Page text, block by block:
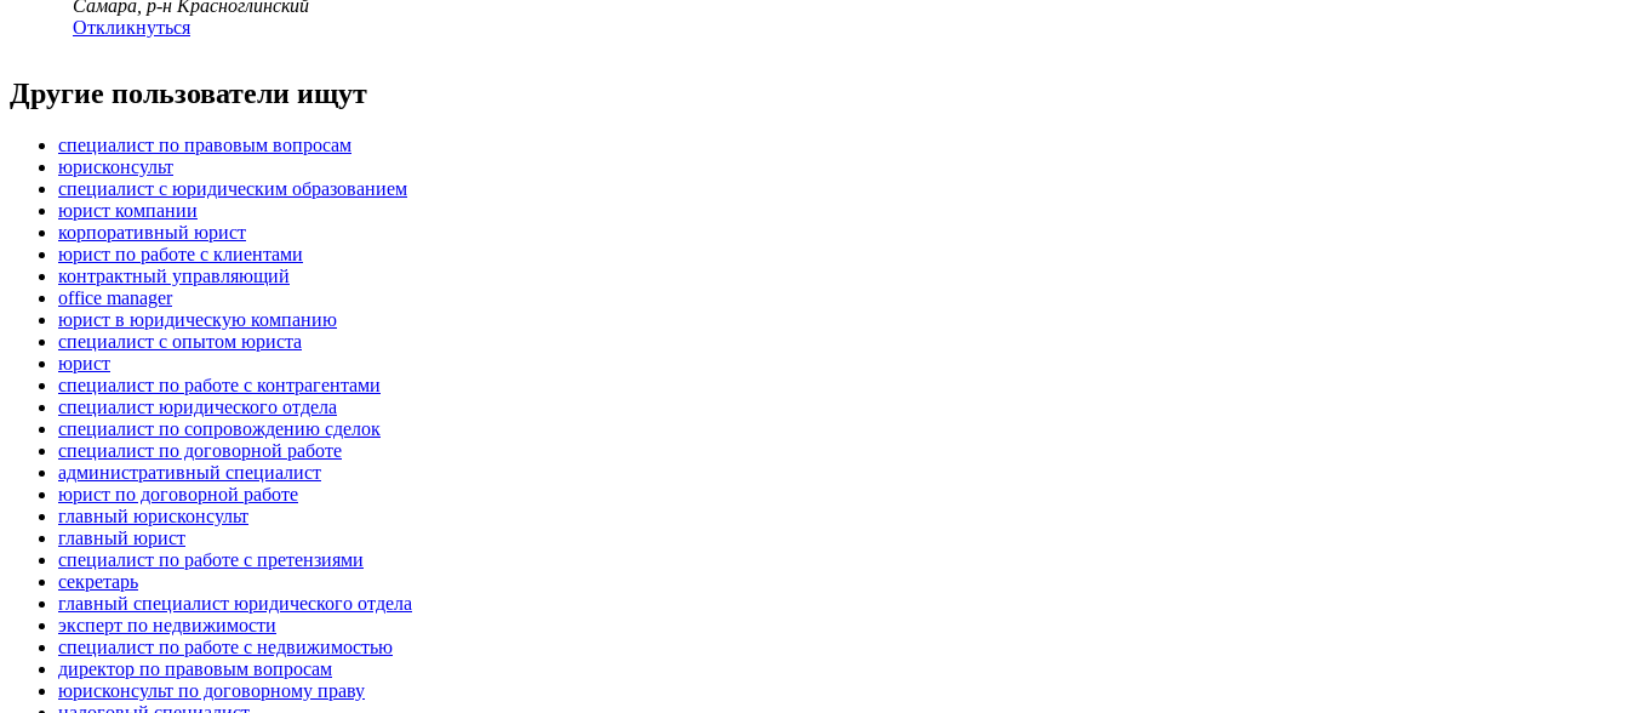
Самара, р-н Красноглинский
Откликнуться
Другие пользователи ищут
специалист по правовым вопросам
юрисконсульт
специалист с юридическим образованием
юрист компании
корпоративный юрист
юрист по работе с клиентами
контрактный управляющий
office manager
юрист в юридическую компанию
специалист с опытом юриста
юрист
специалист по работе с контрагентами
специалист юридического отдела
специалист по сопровождению сделок
специалист по договорной работе
административный специалист
юрист по договорной работе
главный юрисконсульт
главный юрист
специалист по работе с претензиями
секретарь
главный специалист юридического отдела
эксперт по недвижимости
специалист по работе с недвижимостью
директор по правовым вопросам
юрисконсульт по договорному праву